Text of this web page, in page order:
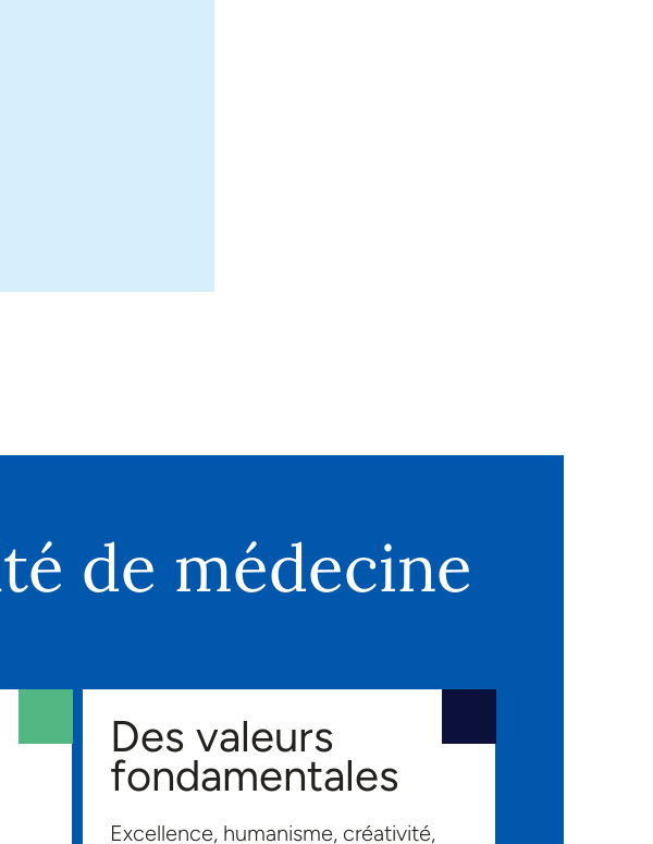
de médecine
Des valeurs
fondamentales
Excellence, humanisme, créativité,